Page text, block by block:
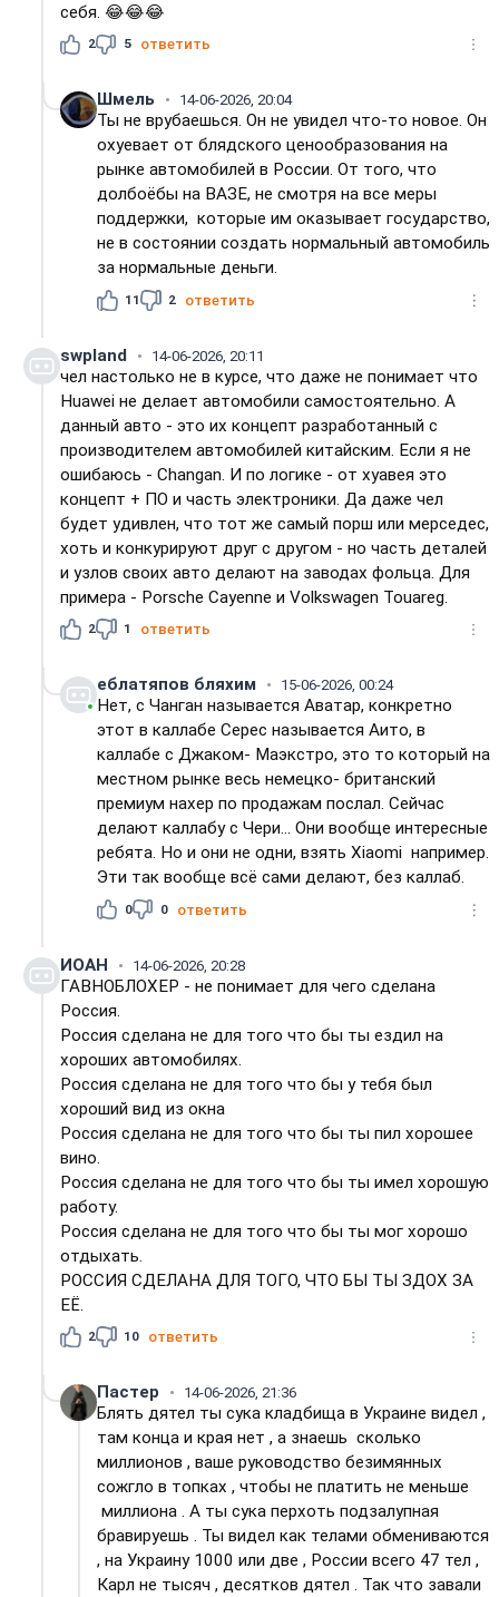
себя. 😂😂😂
2 5 ответить
Шмель 14-06-2026, 20:04
Ты не врубаешься. Он не увидел что-то новое. Он
охуевает от блядского ценообразования на
рынке автомобилей в России. От того, что
долбоёбы на ВАЗЕ, не смотря на все меры
поддержки, которые им оказывает государство,
не в состоянии создать нормальный автомобиль
за нормальные деньги.
11 2 ответить
swpland 14-06-2026, 20:11
чел настолько не в курсе, что даже не понимает что
Huawei не делает автомобили самостоятельно. А
данный авто - это их концепт разработанный с
производителем автомобилей китайским. Если я не
ошибаюсь - Changan. И по логике - от хуавея это
концепт + ПО и часть электроники. Да даже чел
будет удивлен, что тот же самый порш или мерседес,
хоть и конкурируют друг с другом - но часть деталей
и узлов своих авто делают на заводах фольца. Для
примера - Porsche Cayenne и Volkswagen Touareg.
2 1 ответить
еблатяпов бляхим 15-06-2026, 00:24
Нет, с Чанган называется Аватар, конкретно
этот в каллабе Серес называется Аито, в
каллабе с Джаком- Маэкстро, это то который на
местном рынке весь немецко- британский
премиум нахер по продажам послал. Сейчас
делают каллабу с Чери... Они вообще интересные
ребята. Но и они не одни, взять Xiaomi например.
Эти так вообще всё сами делают, без каллаб.
0 0 ответить
ИОАН 14-06-2026, 20:28
ГАВНОБЛОХЕР - не понимает для чего сделана
Россия.
Россия сделана не для того что бы ты ездил на
хороших автомобилях.
Россия сделана не для того что бы у тебя был
хороший вид из окна
Россия сделана не для того что бы ты пил хорошее
вино.
Россия сделана не для того что бы ты имел хорошую
работу.
Россия сделана не для того что бы ты мог хорошо
отдыхать.
РОССИЯ СДЕЛАНА ДЛЯ ТОГО, ЧТО БЫ ТЫ ЗДОХ ЗА
ЕЁ.
2 10 ответить
Пастер 14-06-2026, 21:36
Блять дятел ты сука кладбища в Украине видел ,
там конца и края нет , а знаешь сколько
миллионов , ваше руководство безимянных
сожгло в топках , чтобы не платить не меньше
миллиона . А ты сука перхоть подзалупная
бравируешь . Ты видел как телами обмениваются
, на Украину 1000 или две , России всего 47 тел ,
Карл не тысяч , десятков дятел . Так что завали